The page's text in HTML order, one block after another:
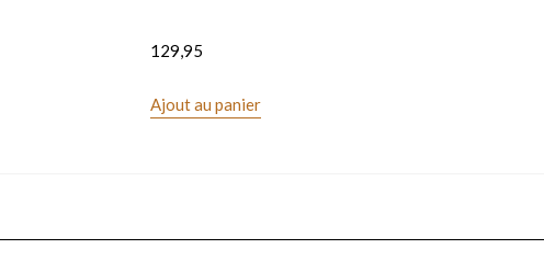
129,95
Ajout au panier